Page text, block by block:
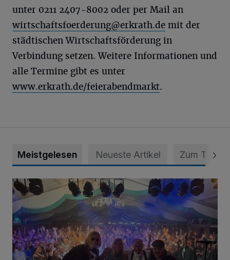
unter 0211 2407-8002 oder per Mail an
wirtschaftsfoerderung@erkrath.de mit der
städtischen Wirtschaftsförderung in
Verbindung setzen. Weitere Informationen und
alle Termine gibt es unter
www.erkrath.de/feierabendmarkt.
Meistgelesen Neueste Artikel Zum Thema
Viele Bilder: Toller Auftakt des Unterbacher